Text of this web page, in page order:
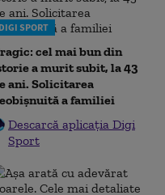
DIGI SPORT
cel mai bun din
a murit subit, la 43
ani. Solicitarea
a familiei
Descarcă aplicația Digi
Sport